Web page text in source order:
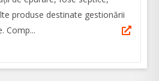
produse destinate gestionării
Comp...